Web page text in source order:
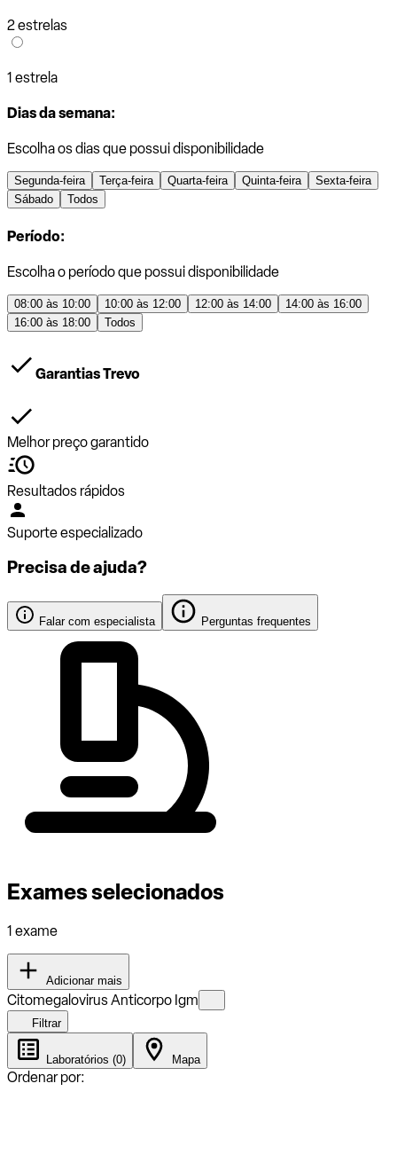
2 estrelas
1 estrela
Dias da semana:
Escolha os dias que possui disponibilidade
Segunda-feira Terça-feira Quarta-feira Quinta-feira
Sexta-feira
Sábado
Todos
Período:
Escolha o período que possui disponibilidade
08:00 às 10:00 10:00 às 12:00 12:00 às 14:00
14:00 às 16:00
16:00 às 18:00
Todos
Garantias Trevo
Melhor preço garantido
Resultados rápidos
Suporte especializado
Precisa de ajuda?
Falar com especialista Perguntas frequentes
Exames selecionados
1 exame
Adicionar mais
Citomegalovirus Anticorpo Igm
Filtrar
Laboratórios (0) Mapa
Ordenar por: